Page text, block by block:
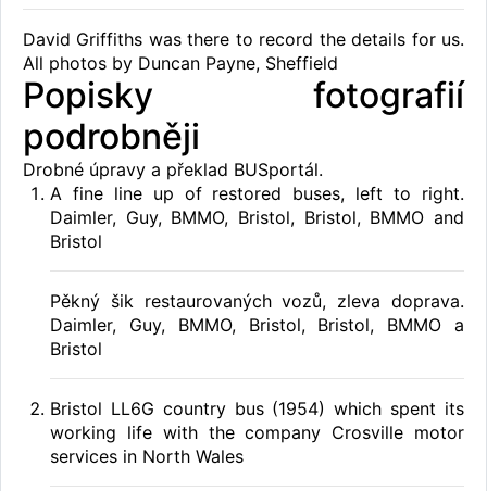
David Griffiths was there to record the details for us.
All photos by Duncan Payne, Sheffield
Popisky fotografií
podrobněji
Drobné úpravy a překlad BUSportál.
A fine line up of restored buses, left to right.
Daimler, Guy, BMMO, Bristol, Bristol, BMMO and
Bristol
Pěkný šik restaurovaných vozů, zleva doprava.
Daimler, Guy, BMMO, Bristol, Bristol, BMMO a
Bristol
Bristol LL6G country bus (1954) which spent its
working life with the company Crosville motor
services in North Wales